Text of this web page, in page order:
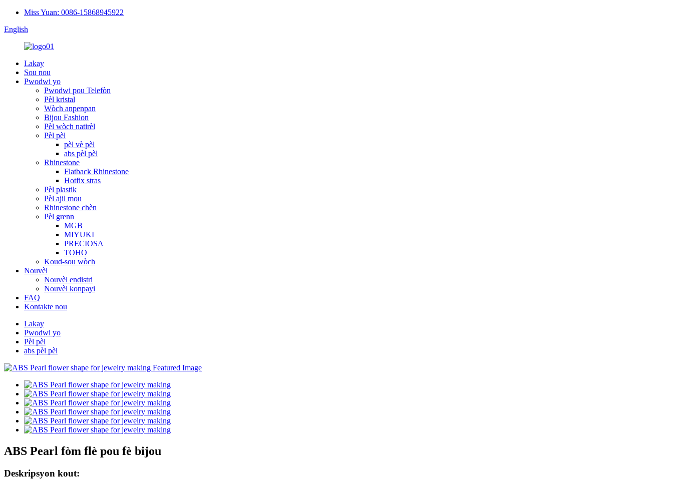
Miss Yuan: 0086-15868945922
English
Lakay
Sou nou
Pwodwi yo
Pwodwi pou Telefòn
Pèl kristal
Wòch anpenpan
Bijou Fashion
Pèl wòch natirèl
Pèl pèl
pèl vè pèl
abs pèl pèl
Rhinestone
Flatback Rhinestone
Hotfix stras
Pèl plastik
Pèl ajil mou
Rhinestone chèn
Pèl grenn
MGB
MIYUKI
PRECIOSA
TOHO
Koud-sou wòch
Nouvèl
Nouvèl endistri
Nouvèl konpayi
FAQ
Kontakte nou
Lakay
Pwodwi yo
Pèl pèl
abs pèl pèl
ABS Pearl fòm flè pou fè bijou
Deskripsyon kout: